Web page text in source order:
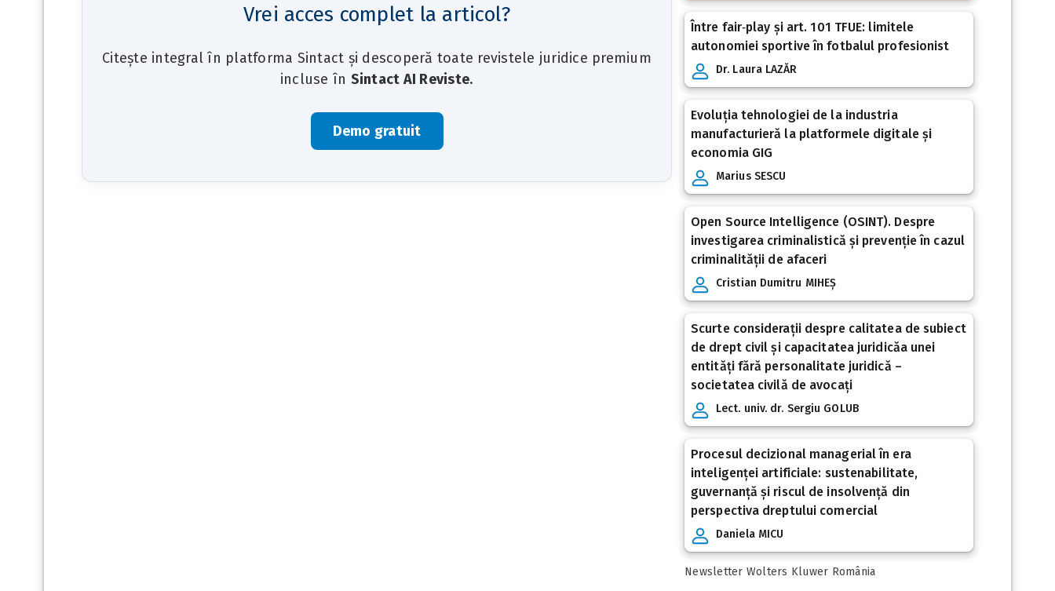
Vrei acces complet la articol?
Citește integral în platforma Sintact și descoperă toate revistele juridice premium
incluse în Sintact AI Reviste.
Demo gratuit
Între fair‑play și art. 101 TFUE: limitele
autonomiei sportive în fotbalul profesionist
Dr. Laura LAZĂR
Evoluția tehnologiei de la industria
manufacturieră la platformele digitale și
economia GIG
Marius SESCU
Open Source Intelligence (OSINT). Despre
investigarea criminalistică și prevenție în cazul
criminalității de afaceri
Cristian Dumitru MIHEȘ
Scurte considerații despre calitatea de subiect
de drept civil și capacitatea juridicăa unei
entități fără personalitate juridică –
societatea civilă de avocați
Lect. univ. dr. Sergiu GOLUB
Procesul decizional managerial în era
inteligenței artificiale: sustenabilitate,
guvernanță și riscul de insolvență din
perspectiva dreptului comercial
Daniela MICU
Newsletter Wolters Kluwer România